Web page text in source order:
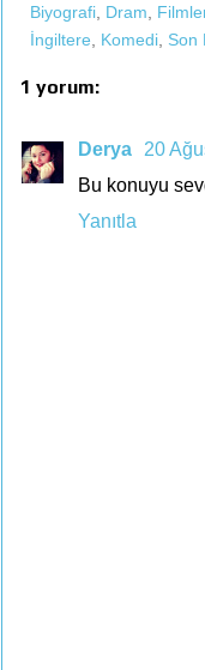
Biyografi Dram
İngiltere
Komedi Son
1 yorum:
Derya
20
Bu konuyu
Yanıtla